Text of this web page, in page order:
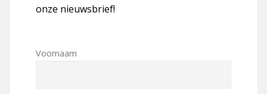
onze nieuwsbrief!
Voornaam